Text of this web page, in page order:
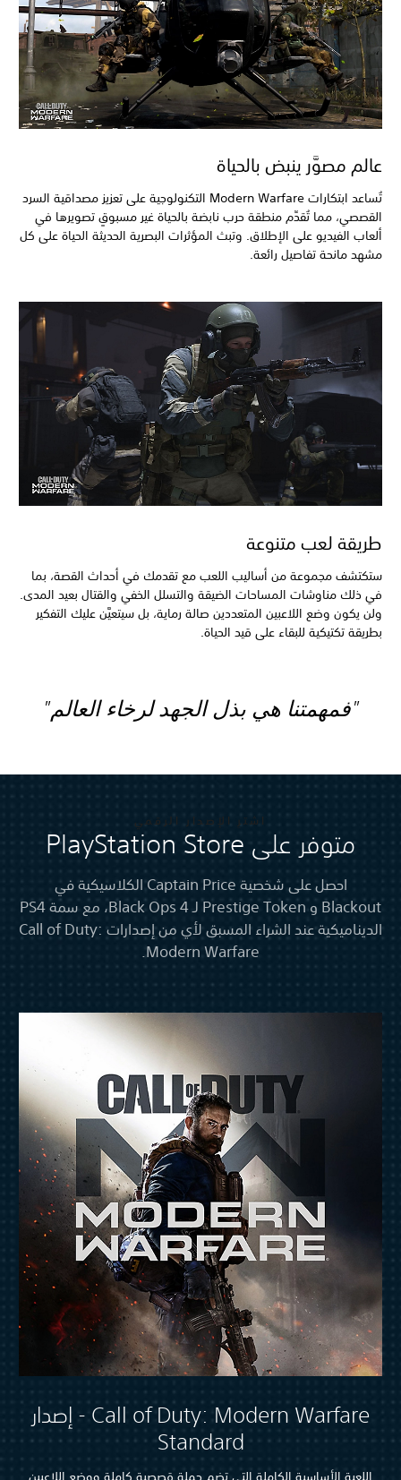
عالم مصوَّر ينبض بالحياة
تُساعد ابتكارات Modern Warfare التكنولوجية على تعزيز مصداقية السرد
القصصي، مما تُقدِّم منطقة حرب نابضة بالحياة غير مسبوقٍ تصويرها في
ألعاب الفيديو على الإطلاق. وتبث المؤثرات البصرية الحديثة الحياة على كل
مشهد مانحة تفاصيل رائعة.
طريقة لعب متنوعة
ستكتشف مجموعة من أساليب اللعب مع تقدمك في أحداث القصة، بما
في ذلك مناوشات المساحات الضيقة والتسلل الخفي والقتال بعيد المدى.
ولن يكون وضع اللاعبين المتعددين صالة رماية، بل سيتعيَّن عليك التفكير
بطريقة تكتيكية للبقاء على قيد الحياة.
"فمهمتنا هي بذل الجهد لرخاء العالم"
اشترِ الإصدار الرقمي
متوفر على PlayStation Store
احصل على شخصية Captain Price الكلاسيكية في
Blackout‏ و Prestige Token‏ لـ Black Ops 4‏، مع سمة PS4
الديناميكية عند الشراء المسبق لأي من إصدارات Call of Duty:
Modern Warfare.
Call of Duty: Modern Warfare - إصدار
Standard
اللعبة الأساسية الكاملة التي تضم حملة قصصية كاملة ووضع اللاعبين